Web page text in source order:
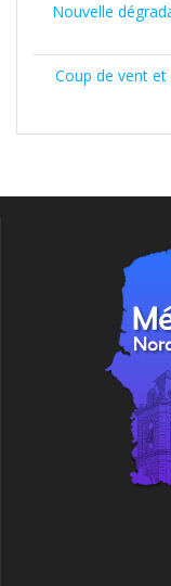
Nouvelle
Coup de vent